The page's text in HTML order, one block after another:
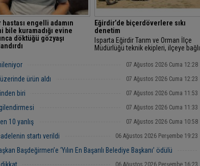
hastası engelli adamın
bile kuramadığı evine
döktüğü gözyaşı
ev hayali gerçek olan
hastası engelli Fuat Torun'un
içerisinde, "Çok kötü günlerim
Eğirdir’de biçerdöverlere sıkı
denetim
Isparta Eğirdir Tarım ve Orman İlçe
Müdürlüğü teknik ekipleri, ilçeye bağlı
ettiği alanlarda görev yapan
biçerdöverleri...
07 Ağustos 2026 Cuma 12:28
ürün aldı 07 Ağustos 2026 Cuma 12:23
biri 07 Ağustos 2026 Cuma 11:53
07 Ağustos 2026 Cuma 11:33
10 yanlış 07 Ağustos 2026 Cuma 10:58
startı verildi 06 Ağustos 2026 Perşembe 19:23
Başdeğirmen’e ‘Yılın En Başarılı Belediye Başkanı’ ödülü
06 Ağustos 2026 Perşembe 16:38
06 Ağustos 2026 Perşembe 16:23